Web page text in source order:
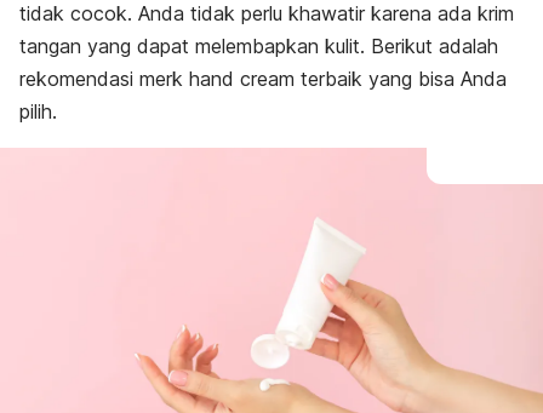
tidak cocok. Anda tidak perlu khawatir karena ada krim
tangan yang dapat melembapkan kulit. Berikut adalah
rekomendasi merk hand cream terbaik yang bisa Anda
pilih.